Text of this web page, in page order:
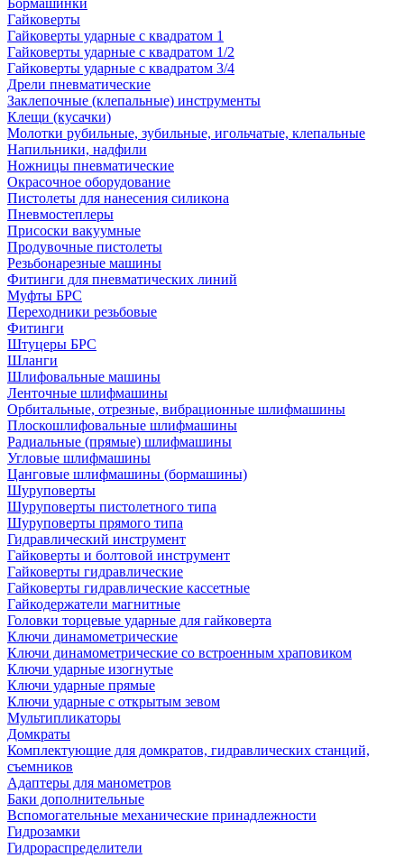
Бормашинки
Гайковерты
Гайковерты ударные с квадратом 1
Гайковерты ударные с квадратом 1/2
Гайковерты ударные с квадратом 3/4
Дрели пневматические
Заклепочные (клепальные) инструменты
Клещи (кусачки)
Молотки рубильные, зубильные, игольчатые, клепальные
Напильники, надфили
Ножницы пневматические
Окрасочное оборудование
Пистолеты для нанесения силикона
Пневмостеплеры
Присоски вакуумные
Продувочные пистолеты
Резьбонарезные машины
Фитинги для пневматических линий
Муфты БРС
Переходники резьбовые
Фитинги
Штуцеры БРС
Шланги
Шлифовальные машины
Ленточные шлифмашины
Орбитальные, отрезные, вибрационные шлифмашины
Плоскошлифовальные шлифмашины
Радиальные (прямые) шлифмашины
Угловые шлифмашины
Цанговые шлифмашины (бормашины)
Шуруповерты
Шуруповерты пистолетного типа
Шуруповерты прямого типа
Гидравлический инструмент
Гайковерты и болтовой инструмент
Гайковерты гидравлические
Гайковерты гидравлические кассетные
Гайкодержатели магнитные
Головки торцевые ударные для гайковерта
Ключи динамометрические
Ключи динамометрические со встроенным храповиком
Ключи ударные изогнутые
Ключи ударные прямые
Ключи ударные с открытым зевом
Мультипликаторы
Домкраты
Комплектующие для домкратов, гидравлических станций,
съемников
Адаптеры для манометров
Баки дополнительные
Вспомогательные механические принадлежности
Гидрозамки
Гидрораспределители